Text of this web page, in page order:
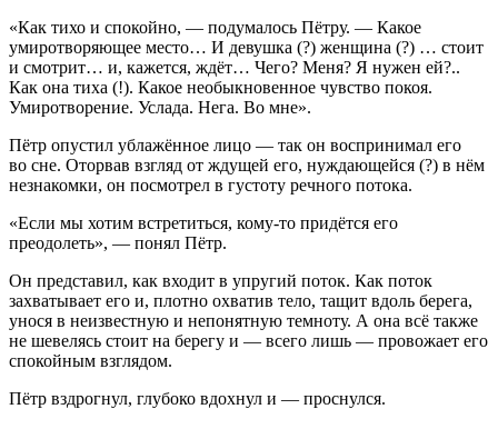
«Как тихо и спокойно, — подумалось Пётру. — Какое
умиротворяющее место… И девушка (?) женщина (?) … стоит
и смотрит… и, кажется, ждёт… Чего? Меня? Я нужен ей?..
Как она тиха (!). Какое необыкновенное чувство покоя.
Умиротворение. Услада. Нега. Во мне».
Пётр опустил ублажённое лицо — так он воспринимал его
во сне. Оторвав взгляд от ждущей его, нуждающейся (?) в нём
незнакомки, он посмотрел в густоту речного потока.
«Если мы хотим встретиться, кому-то придётся его
преодолеть», — понял Пётр.
Он представил, как входит в упругий поток. Как поток
захватывает его и, плотно охватив тело, тащит вдоль берега,
унося в неизвестную и непонятную темноту. А она всё также
не шевелясь стоит на берегу и — всего лишь — провожает его
спокойным взглядом.
Пётр вздрогнул, глубоко вдохнул и — проснулся.